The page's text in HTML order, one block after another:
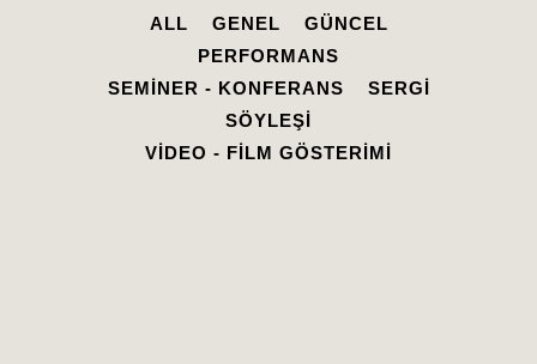
ALL GENEL
GÜNCEL
PERFORMANS
SEMINER - KONFERANS
SERGI
SÖYLEŞI
VIDEO - FILM GÖSTERIMI